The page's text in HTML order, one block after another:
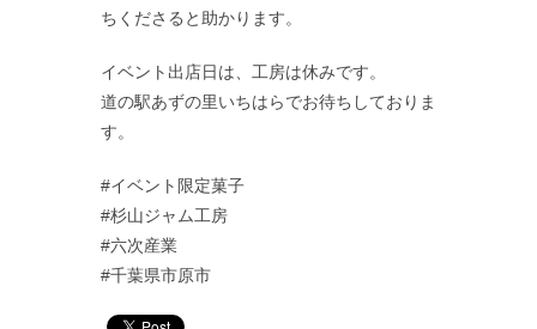
ちくださると助かります。
イベント出店日は、工房は休みです。
道の駅あずの里いちはらでお待ちしておりま
す。
#イベント限定菓子
#杉山ジャム工房
#六次産業
#千葉県市原市